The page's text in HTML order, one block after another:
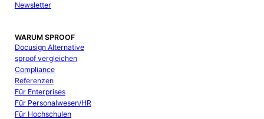
Newsletter
WARUM SPROOF
Docusign Alternative
sproof vergleichen
Compliance
Referenzen
Für Enterprises
Für Personalwesen/HR
Für Hochschulen